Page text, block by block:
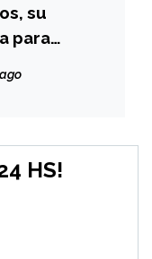
su
para
(XRP)
HS!